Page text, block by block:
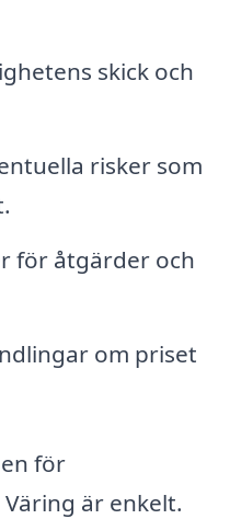
skick och
risker som
för åtgärder och
om priset
för
är enkelt.